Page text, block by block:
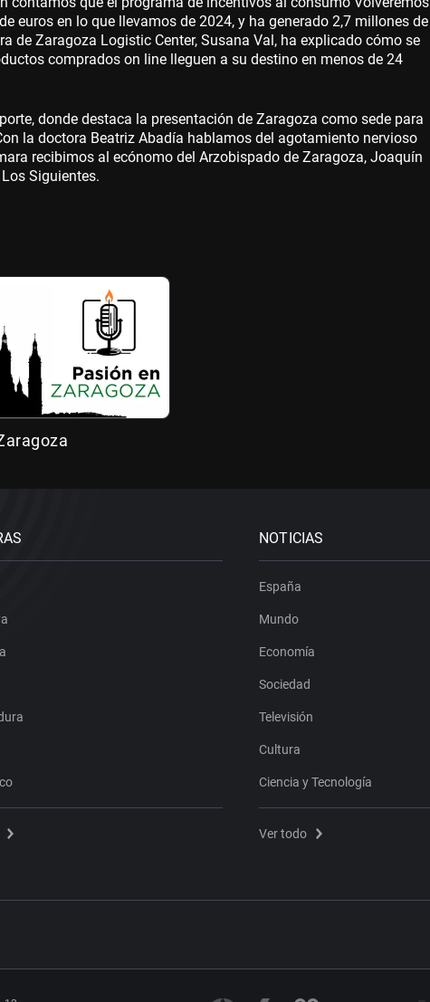
euros en lo que llevamos de 2024, y ha generado 2,7 millones de
de Zaragoza Logistic Center, Susana Val, ha explicado cómo se
comprados on line lleguen a su destino en menos de 24
donde destaca la presentación de Zaragoza como sede para
la doctora Beatriz Abadía hablamos del agotamiento nervioso
recibimos al ecónomo del Arzobispado de Zaragoza, Joaquín
Siguientes.
NOTICIAS
España
Mundo
Economía
Sociedad
Televisión
Cultura
Ciencia y Tecnología
Ver todo